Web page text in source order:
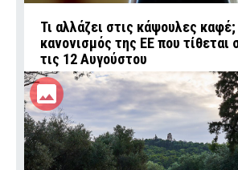
Τι αλλάζει στις κάψουλες
κανονισμός της ΕΕ που τίθεται
τις 12 Αυγούστου